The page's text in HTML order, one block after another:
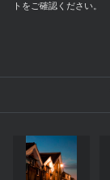
トをご確認ください。